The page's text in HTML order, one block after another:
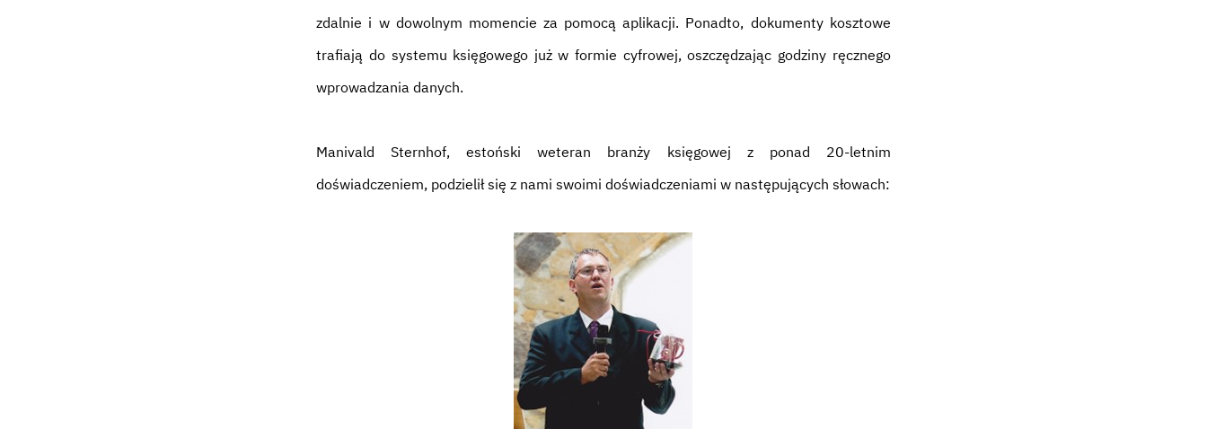
zdalnie i w dowolnym momencie za pomocą aplikacji. Ponadto, dokumenty kosztowe
trafiają do systemu księgowego już w formie cyfrowej, oszczędzając godziny ręcznego
wprowadzania danych.
Manivald Sternhof, estoński weteran branży księgowej z ponad 20-letnim
doświadczeniem, podzielił się z nami swoimi doświadczeniami w następujących słowach: